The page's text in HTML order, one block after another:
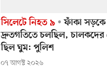
সিলেটে নিহত ৯
ফাঁকা
দ্রুতগতিতে চলছিল, চালকদের
ছিল ঘুম: পুলিশ
০৭ আগস্ট ২০২৬